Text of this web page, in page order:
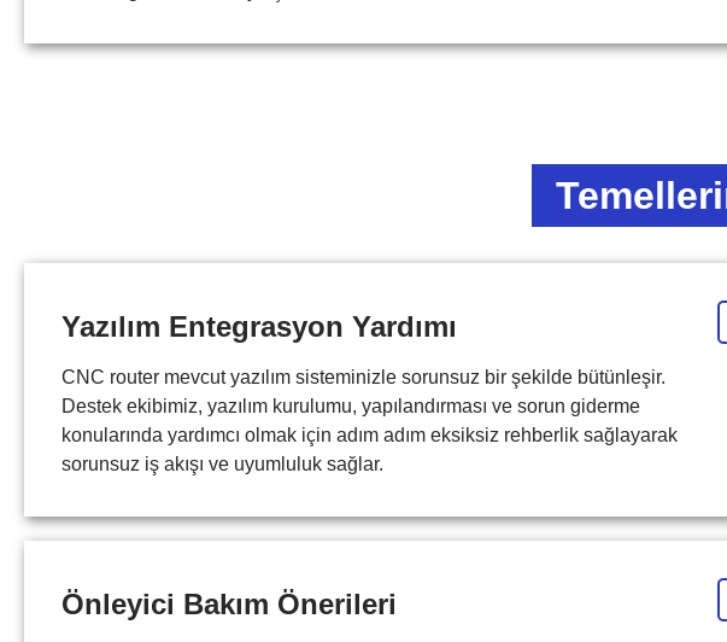
Yazılım Entegrasyon Yardımı
CNC router mevcut yazılım sisteminizle sorunsuz bir şekilde bütünleşir.
Destek ekibimiz, yazılım kurulumu, yapılandırması ve sorun giderme
konularında yardımcı olmak için adım adım eksiksiz rehberlik sağlayarak
sorunsuz iş akışı ve uyumluluk sağlar.
Önleyici Bakım Önerileri